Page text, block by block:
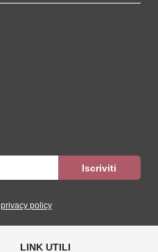
privacy policy